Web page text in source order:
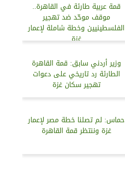
قمة عربية طارئة في القاهرة..
موقف موحّد ضد تهجير
الفلسطينيين وخطة شاملة لإعمار
غزة
وزير أردني سابق: قمة القاهرة
الطارئة رد تاريخي على دعوات
تهجير سكان غزة
حماس: لم تصلنا خطة مصر لإعمار
غزة وننتظر قمة القاهرة